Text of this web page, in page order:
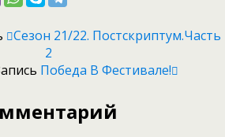
Сезон 21/22. Постскриптум.Часть
2
Победа В Фестивале!